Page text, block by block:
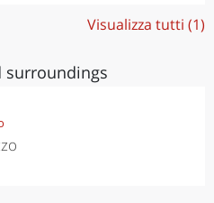
Visualizza tutti (1)
surroundings